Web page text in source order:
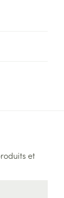
et